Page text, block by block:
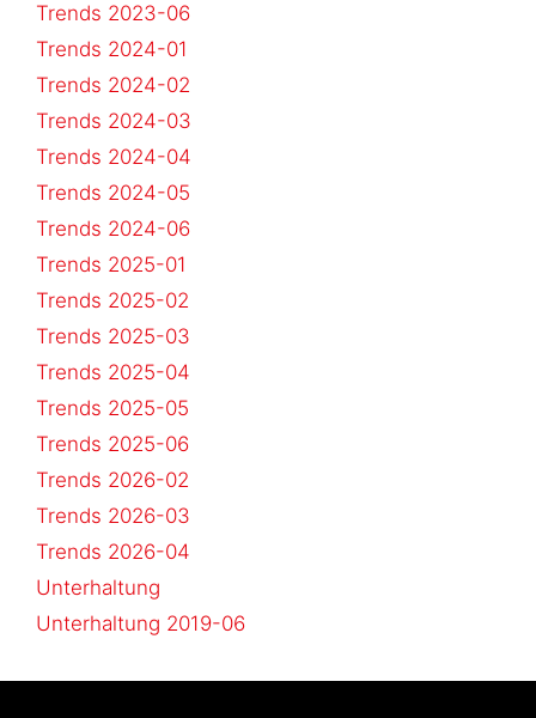
Trends 2023-06
Trends 2024-01
Trends 2024-02
Trends 2024-03
Trends 2024-04
Trends 2024-05
Trends 2024-06
Trends 2025-01
Trends 2025-02
Trends 2025-03
Trends 2025-04
Trends 2025-05
Trends 2025-06
Trends 2026-02
Trends 2026-03
Trends 2026-04
Unterhaltung
Unterhaltung 2019-06